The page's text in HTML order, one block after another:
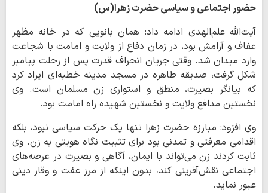
حضور اجتماعی و سیاسی حضرت زهرا(س)
آیت‌الله علم‌الهدی ادامه داد: همان بانویی که در خانه مظهر
عفاف و آرامش بود، در زمان دفاع از ولایت و امامت با شجاعت
وارد میدان شد. وقتی جریان انحراف قدرت پس از رحلت پیامبر
شکل گرفت، صدیقه طاهره در مسجد مدینه خطبه‌ای ایراد کرد
که بیانگر بصیرت، منطق و استواری زن مسلمان است. وی
نخستین مدافع ولایت و نخستین شهیده راه امامت بود.
وی افزود: مبارزه حضرت زهرا تنها یک حرکت سیاسی نبود، بلکه
اقدامی معرفتی و تمدنی بود برای تثبیت نگاه هویتی به زن. وی
ثابت کردند زن می‌تواند با ایمان، آگاهی و بصیرت در عرصه‌های
اجتماعی نقش‌آفرینی کند، بدون اینکه از مرز عفت و وقار دینی
عبور نماید.